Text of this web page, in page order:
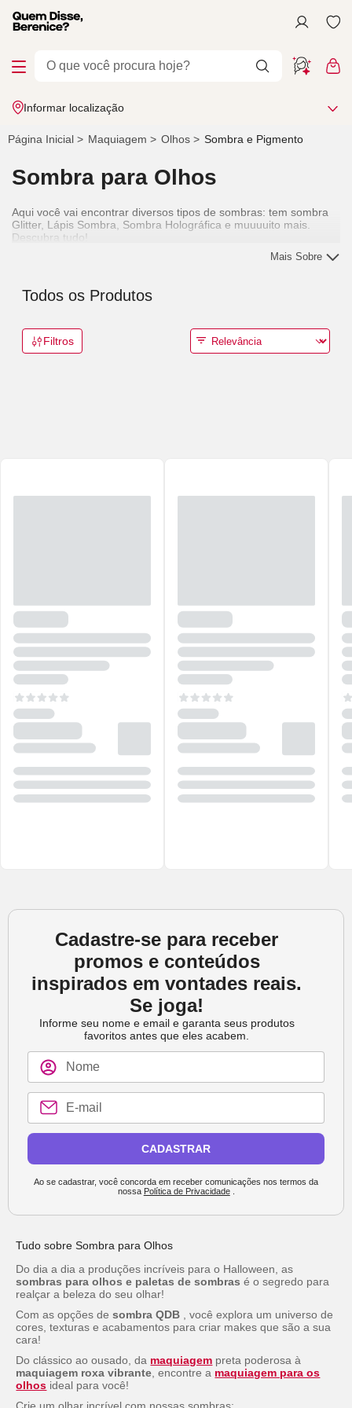
Informar localização
Página Inicial Maquiagem Olhos Sombra e Pigmento
Sombra para Olhos
Aqui você vai encontrar diversos tipos de sombras: tem sombra
Glitter, Lápis Sombra, Sombra Holográfica e muuuuito mais.
Descubra tudo!
Mais Sobre
Todos os Produtos
Filtros
Cadastre-se para receber
promos e conteúdos
inspirados em vontades reais.
Se joga!
Informe seu nome e email e garanta seus produtos
favoritos antes que eles acabem.
CADASTRAR
Ao se cadastrar, você concorda em receber comunicações nos termos da
nossa Política de Privacidade.
Tudo sobre Sombra para Olhos
Do dia a dia a produções incríveis para o Halloween, as
sombras para olhos e paletas de sombras é o segredo para
realçar a beleza do seu olhar!
Com as opções desombra QDB
, você explora um universo de
cores, texturas e acabamentos para criar makes que são a sua
cara!
Do clássico ao ousado, da maquiagem preta poderosa à
maquiagem roxa vibrante , encontre a maquiagem para os
olhos ideal para você!